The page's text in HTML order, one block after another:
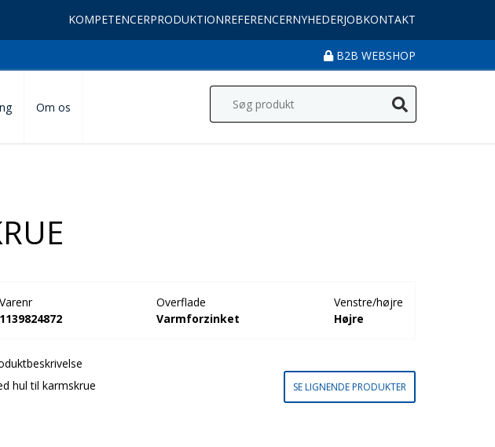
KOMPETENCERPRODUKTIONREFERENCERNYHEDERJOBKONTAKT
B2B WEBSHOP
Om os
Varenr
1139824872
Overflade
Varmforzinket
Venstre/højre
Højre
hul til karmskrue
SE LIGNENDE PRODUKTER